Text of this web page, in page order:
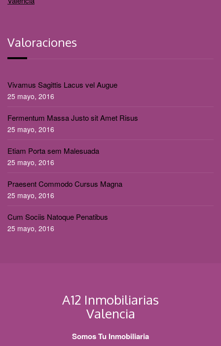
Valoraciones
Vivamus Sagittis Lacus vel Augue
25 mayo, 2016
Fermentum Massa Justo sit Amet Risus
25 mayo, 2016
Etiam Porta sem Malesuada
25 mayo, 2016
Praesent Commodo Cursus Magna
25 mayo, 2016
Cum Sociis Natoque Penatibus
25 mayo, 2016
A12 Inmobiliarias
Valencia
Somos Tu Inmobiliaria